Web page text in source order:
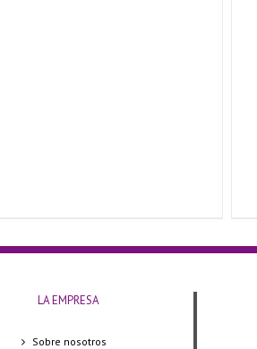
LA EMPRESA
Sobre nosotros